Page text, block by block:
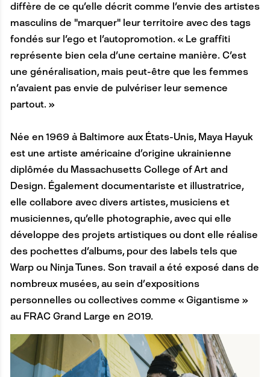
diffère de ce qu'elle décrit comme l'envie des artistes
masculins de "marquer" leur territoire avec des tags
fondés sur l'ego et l'autopromotion. « Le graffiti
représente bien cela d'une certaine manière. C'est
une généralisation, mais peut-être que les femmes
n'avaient pas envie de pulvériser leur semence
partout. »
Née en 1969 à Baltimore aux États-Unis, Maya Hayuk
est une artiste américaine d’origine ukrainienne
diplômée du Massachusetts College of Art and
Design. Également documentariste et illustratrice,
elle collabore avec divers artistes, musiciens et
musiciennes, qu'elle photographie, avec qui elle
développe des projets artistiques ou dont elle réalise
des pochettes d'albums, pour des labels tels que
Warp ou Ninja Tunes. Son travail a été exposé dans de
nombreux musées, au sein d’expositions
personnelles ou collectives comme « Gigantisme »
au FRAC Grand Large en 2019.